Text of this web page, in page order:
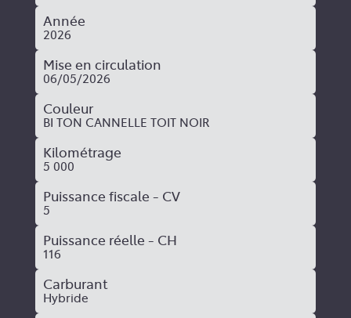
Année
2026
Mise en circulation
06/05/2026
Couleur
BI TON CANNELLE TOIT NOIR
Kilométrage
5 000
Puissance fiscale - CV
5
Puissance réelle - CH
116
Carburant
Hybride